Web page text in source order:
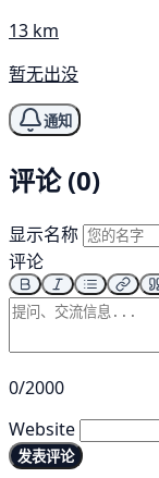
13 km
暂无出没
通知
评论 (0)
显示名称
评论
0/2000
Website
发表评论